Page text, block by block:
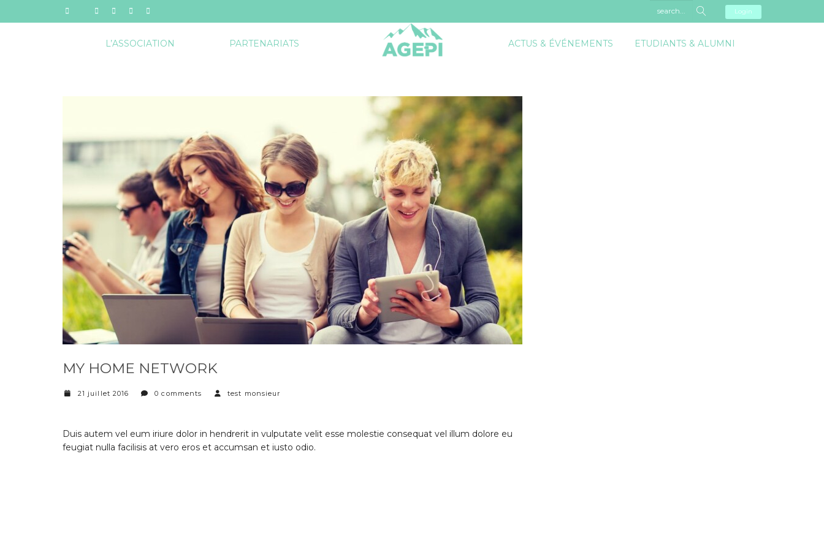
Login
L’ASSOCIATION PARTENARIATS ACTUS & ÉVÉNEMENTS ETUDIANTS & ALUMNI
MY HOME NETWORK
21 juillet 2016 0 comments test monsieur
Duis autem vel eum iriure dolor in hendrerit in vulputate velit esse molestie consequat vel illum dolore eu
feugiat nulla facilisis at vero eros et accumsan et iusto odio.